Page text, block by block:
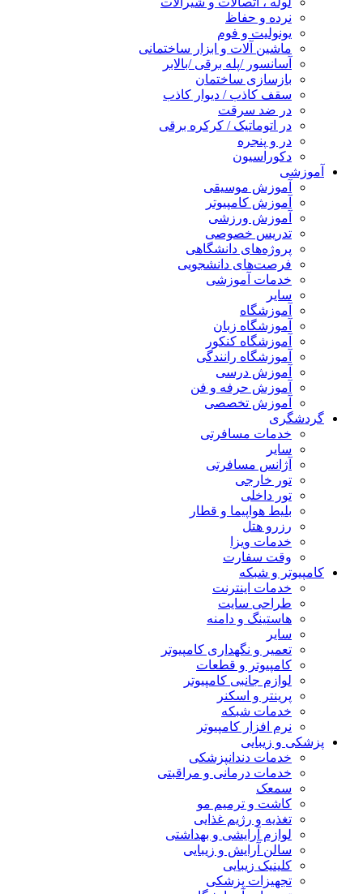
نرده و حفاظ
یونولیت و فوم
ماشین آلات و ابزار ساختمانی
آسانسور /پله برقی /بالابر
بازسازی ساختمان
سقف کاذب / دیوار کاذب
در ضد سرقت
در اتوماتیک / کرکره برقی
در و پنجره
دکوراسیون
آموزشی
آموزش موسیقی
آموزش کامپیوتر
آموزش ورزشی
تدریس خصوصی
پروژه‌های دانشگاهی
فرصت‌های دانشجویی
خدمات آموزشی
سایر
آموزشگاه
آموزشگاه زبان
آموزشگاه کنکور
آموزشگاه رانندگی
آموزش درسی
آموزش حرفه و فن
آموزش تخصصی
گردشگری
خدمات مسافرتی
سایر
آژانس مسافرتی
تور خارجی
تور داخلی
بلیط هواپیما و قطار
رزرو هتل
خدمات ویزا
وقت سفارت
کامپیوتر و شبکه
خدمات اینترنت
طراحی سایت
هاستینگ و دامنه
سایر
تعمیر و نگهداری کامپیوتر
کامپیوتر و قطعات
لوازم جانبی کامپیوتر
پرینتر و اسکنر
خدمات شبکه
نرم افزار کامپیوتر
پزشکی و زیبایی
خدمات دندانپزشکی
خدمات درمانی و مراقبتی
سمعک
کاشت و ترمیم مو
تغذیه و رژیم غذایی
لوازم آرایشی و بهداشتی
سالن آرایش و زیبایی
کلینیک زیبایی
تجهیزات پزشکی